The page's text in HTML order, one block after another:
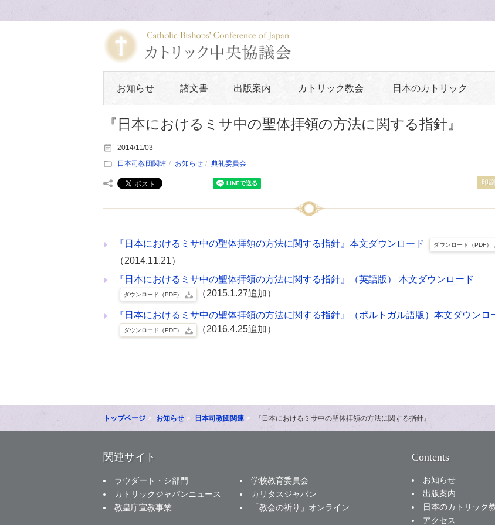
お知らせ 諸文書 出版案内 カトリック教会 日本のカトリック
『日本におけるミサ中の聖体拝領の方法に関する指針』
印
2014/11/03
日本司教団関連
お知らせ 典礼委員会
『日本におけるミサ中の聖体拝領の方法に関する指針』本文ダウンロード ダウンロード（PDF）
（2014.11.21）
『日本におけるミサ中の聖体拝領の方法に関する指針』（英語版） 本文ダウンロード
ダウンロード（PDF） （2015.1.27追加）
『日本におけるミサ中の聖体拝領の方法に関する指針』（ポルトガル語版）本文ダウンロ
ダウンロード（PDF） （2016.4.25追加）
トップページ お知らせ 日本司教団関連 『日本におけるミサ中の聖体拝領の方法に関する指針』
関連サイト
ラウダート・シ部門
学校教育委員会
カトリックジャパンニュース
カリタスジャパン
教皇庁宣教事業
「教会の祈り」オンライン
Contents
お知らせ
出版案内
日本のカトリック
アクセス